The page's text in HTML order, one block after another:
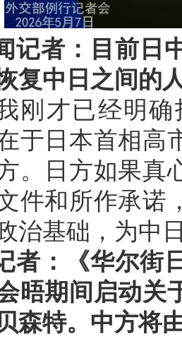
记者：目前日
复中日之间的
刚才已经明
于日本首相高
。日方如果真
件和所作承诺
治基础，为中
者：《华尔街
晤期间启动关
森特。中方将